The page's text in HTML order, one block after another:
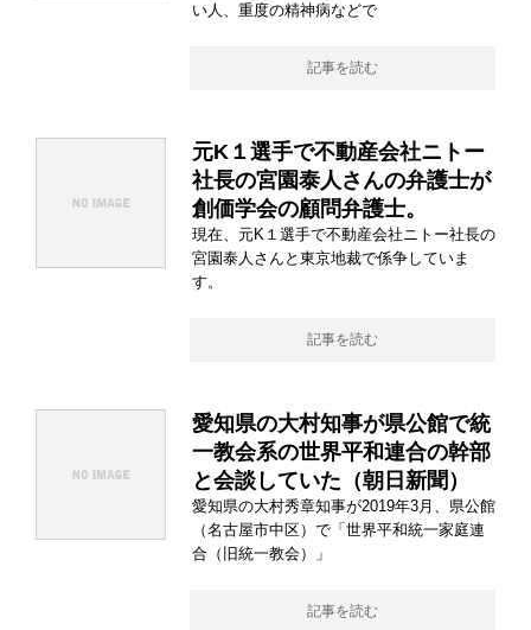
い人、重度の精神病などで
記事を読む
元K１選手で不動産会社ニトー
社長の宮園泰人さんの弁護士が
創価学会の顧問弁護士。
現在、元K１選手で不動産会社ニトー社長の
宮園泰人さんと東京地裁で係争していま
す。
記事を読む
愛知県の大村知事が県公館で統
一教会系の世界平和連合の幹部
と会談していた（朝日新聞）
愛知県の大村秀章知事が2019年3月、県公館
（名古屋市中区）で「世界平和統一家庭連
合（旧統一教会）」
記事を読む